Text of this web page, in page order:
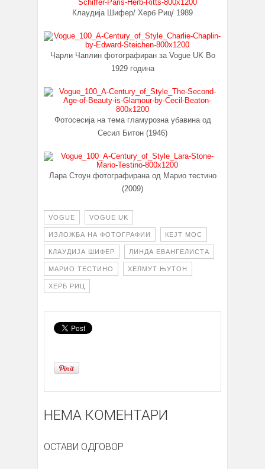
Клаудија Шифер/ Херб Риц/ 1989
Чарли Чаплин фотографиран за Vogue UK Во
1929 година
Фотосесија на тема гламурозна убавина од
Сесил Битон (1946)
Лара Стоун фотографирана од Марио тестино
(2009)
VOGUE VOGUE UK
ИЗЛОЖБА НА ФОТОГРАФИИ КЕЈТ МОС
КЛАУДИЈА ШИФЕР ЛИНДА ЕВАНГЕЛИСТА
МАРИО ТЕСТИНО ХЕЛМУТ ЊУТОН
ХЕРБ РИЦ
НЕМА КОМЕНТАРИ
ОСТАВИ ОДГОВОР